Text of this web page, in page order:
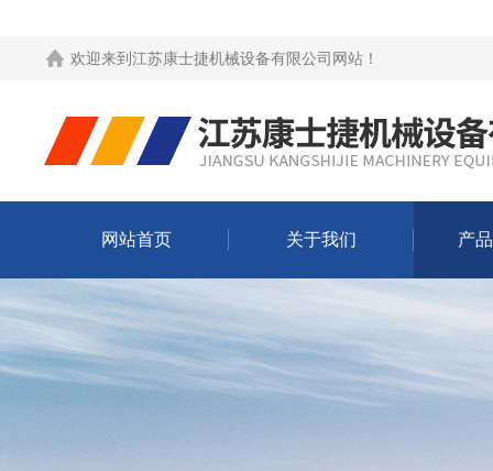
欢迎来到 江苏康士捷机械设备有限公司网站 ！
网站首页 关于我们 产